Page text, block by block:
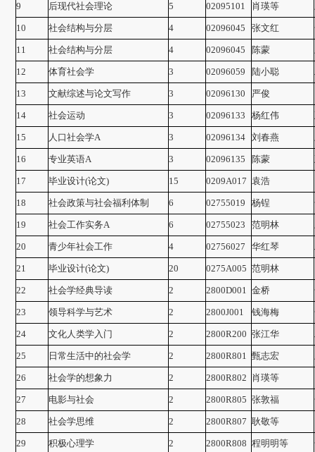
9 后现代社会理论 5 02095101 肖瑛等
10 社会结构与分层 4 02096045 张文红
11 社会结构与分层 4 02096045 陈蒙
12 体育社会学 3 02096059 陆小聪
13 文献综述与论文写作 3 02096130 严俊
14 社会运动 3 02096133 杨红伟
15 人口社会学A 3 02096134 刘春燕
16 专业英语A 3 02096135 陈蒙
17 毕业设计(论文) 15 0209A017 袁浩
18 社会政策与社会福利体制 6 02755019 杨锃
19 社会工作实务A 6 02755023 范明林
20 青少年社会工作 4 02756027 华红琴
21 毕业设计(论文) 20 0275A005 范明林
22 社会学经典导读 2 2800D001 金桥
23 领导科学与艺术 2 2800J001 钱海梅
24 文化人类学入门 2 2800R200 张江华
25 日常生活中的社会学 2 2800R801 甄志宏
26 社会学的想象力 2 2800R802 肖瑛等
27 电影与社会 2 2800R805 张敦福
28 社会学思维 2 2800R807 耿敬等
29 积极心理学 2 2800R808 程明明等